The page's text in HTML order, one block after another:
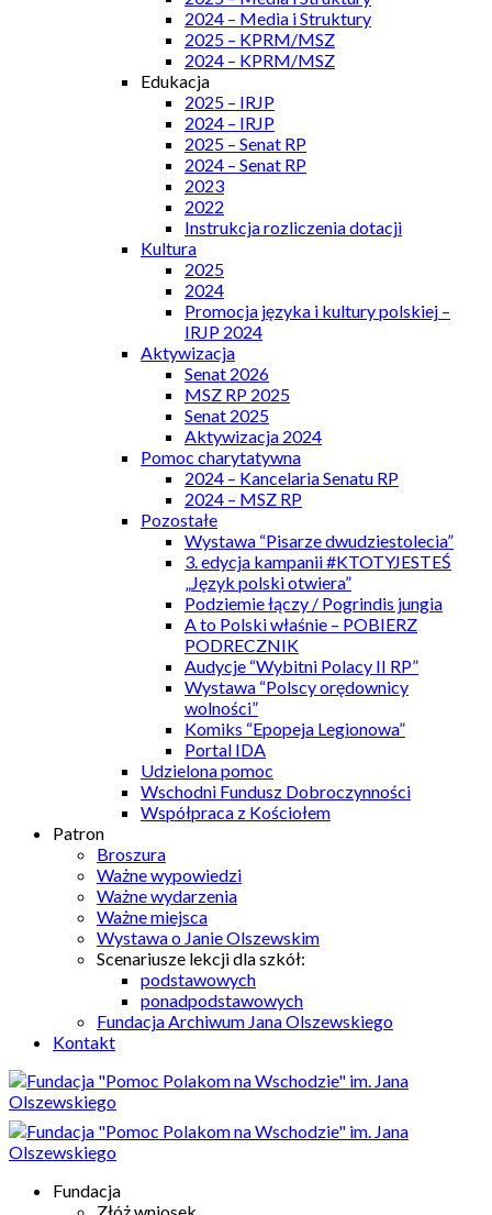
2024 – Media i Struktury
2025 – KPRM/MSZ
2024 – KPRM/MSZ
Edukacja
2025 – IRJP
2024 – IRJP
2025 – Senat RP
2024 – Senat RP
2023
2022
Instrukcja rozliczenia dotacji
Kultura
2025
2024
Promocja języka i kultury polskiej –
IRJP 2024
Aktywizacja
Senat 2026
MSZ RP 2025
Senat 2025
Aktywizacja 2024
Pomoc charytatywna
2024 – Kancelaria Senatu RP
2024 – MSZ RP
Pozostałe
Wystawa “Pisarze dwudziestolecia”
3. edycja kampanii #KTOTYJESTEŚ
„Język polski otwiera”
Podziemie łączy / Pogrindis jungia
A to Polski właśnie – POBIERZ
PODRECZNIK
Audycje “Wybitni Polacy II RP”
Wystawa “Polscy orędownicy
wolności”
Komiks “Epopeja Legionowa”
Portal IDA
Udzielona pomoc
Wschodni Fundusz Dobroczynności
Współpraca z Kościołem
Patron
Broszura
Ważne wypowiedzi
Ważne wydarzenia
Ważne miejsca
Wystawa o Janie Olszewskim
Scenariusze lekcji dla szkół:
podstawowych
ponadpodstawowych
Fundacja Archiwum Jana Olszewskiego
Kontakt
Fundacja